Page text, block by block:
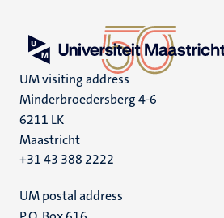
UM visiting address
Minderbroedersberg 4-6
6211 LK
Maastricht
+31 43 388 2222
UM postal address